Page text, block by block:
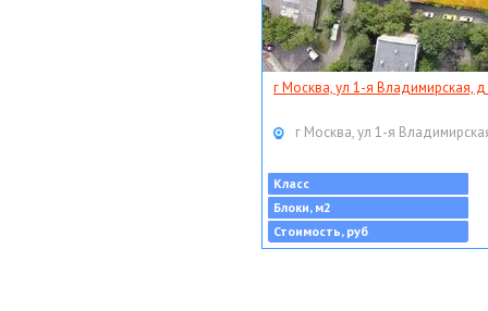
г Москва, ул 1-я Владимирская, д
г Москва, ул 1-я
Класс
Блоки, м2
Стоимость, руб